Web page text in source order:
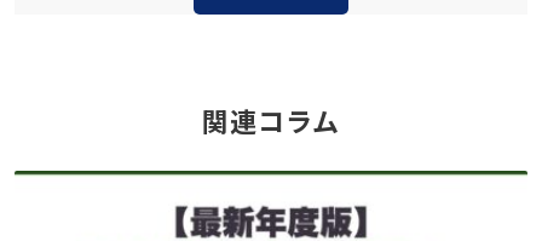
関連コラム